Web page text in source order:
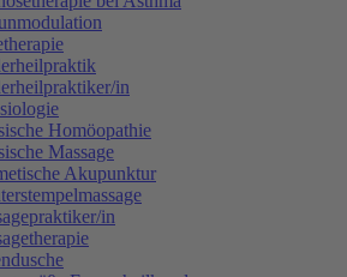
in
Homöopathie
Massage
Akupunktur
in